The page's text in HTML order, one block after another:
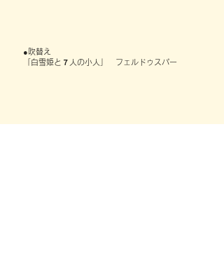
●吹替え
「白雪姫と７人の小人」 フェルドゥスパー